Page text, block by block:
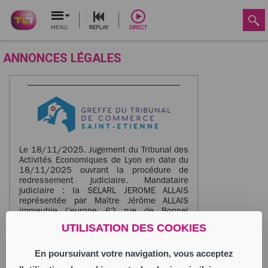
UTILISATION DES COOKIES
En poursuivant votre navigation, vous acceptez
MENU REPLAY DIRECT
ANNONCES LÉGALES
Le 18/11/2025. Jugement du Tribunal des
Activités Economiques de Lyon en date du
18/11/2025 ouvrant la procédure de
redressement judiciaire. Mandataire
judiciaire : la SELARL JEROME ALLAIS
représentée par Maître Jérôme ALLAIS
immeuble l’europe 62 rue de Bonnel
représentée par Maître Bruno WALCZAK,
ANDRÉ 136 cours Lafayette Cs